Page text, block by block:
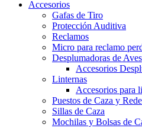
Accesorios
Gafas de Tiro
Protección Auditiva
Reclamos
Micro para reclamo
Desplumadoras de Aves
Accesorios
Linternas
Accesorios para
Puestos de Caza y
Sillas de Caza
Mochilas y Bolsas de